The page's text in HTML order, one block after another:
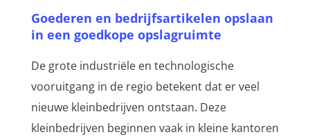
Goederen en bedrijfsartikelen opslaan
in een goedkope opslagruimte
De grote industriële en technologische
vooruitgang in de regio betekent dat er veel
nieuwe kleinbedrijven ontstaan. Deze
kleinbedrijven beginnen vaak in kleine kantoren